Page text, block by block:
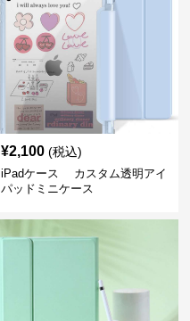
¥2,100 (税込)
iPadケース カスタム透明アイ
パッドミニケース